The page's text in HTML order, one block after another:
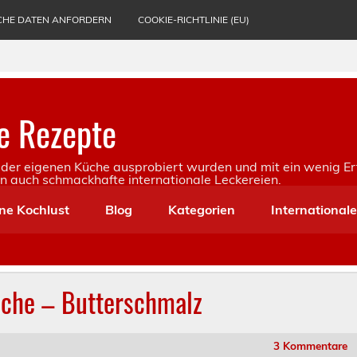
DATEN ANFORDERN COOKIE-RICHTLINIE (EU)
Rezepte
eigenen Küche ausprobiert wurden und mit ein wenig
auch schmackhafte internationale Leckereien.
Kochlust
Blog Kategorien
– Butterschmalz
3 Kommentare